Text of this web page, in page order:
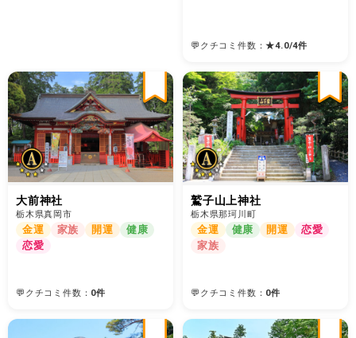
💬クチコミ件数：★4.0/4件
大前神社
栃木県真岡市
金運 家族 開運
健康
恋愛
💬クチコミ件数： 0件
鷲子山上神社
栃木県那珂川町
金運 健康 開運
恋愛
家族
💬クチコミ件数： 0件